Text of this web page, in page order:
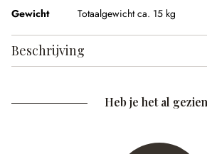
Gewicht
Totaalgewicht ca. 15 kg
Beschrijving
Heb je het al